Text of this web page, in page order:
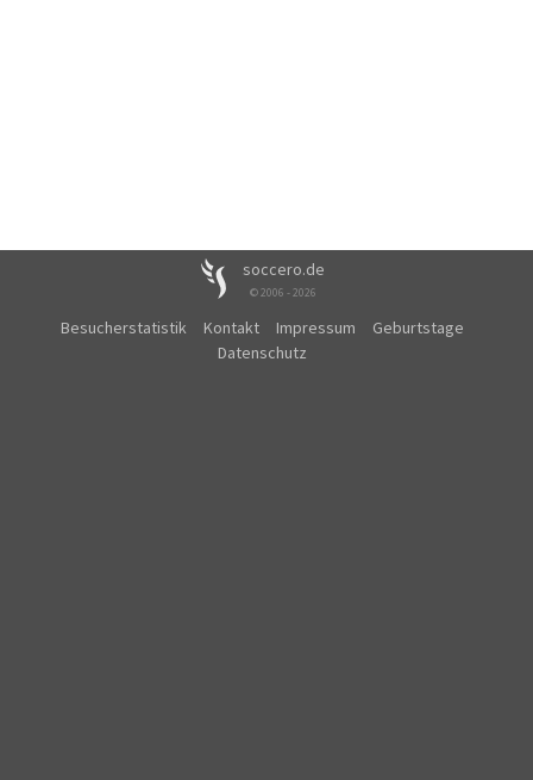
soccero.de
© 2006 - 2026
Besucherstatistik Kontakt Impressum
Geburtstage
Datenschutz